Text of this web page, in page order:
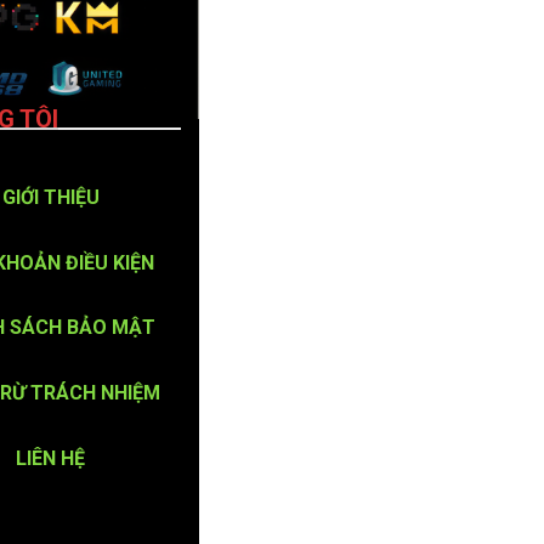
TÔI
GIỚI THIỆU
ĐIỀU KIỆN
SÁCH BẢO MẬT
TRÁCH NHIỆM
LIÊN HỆ